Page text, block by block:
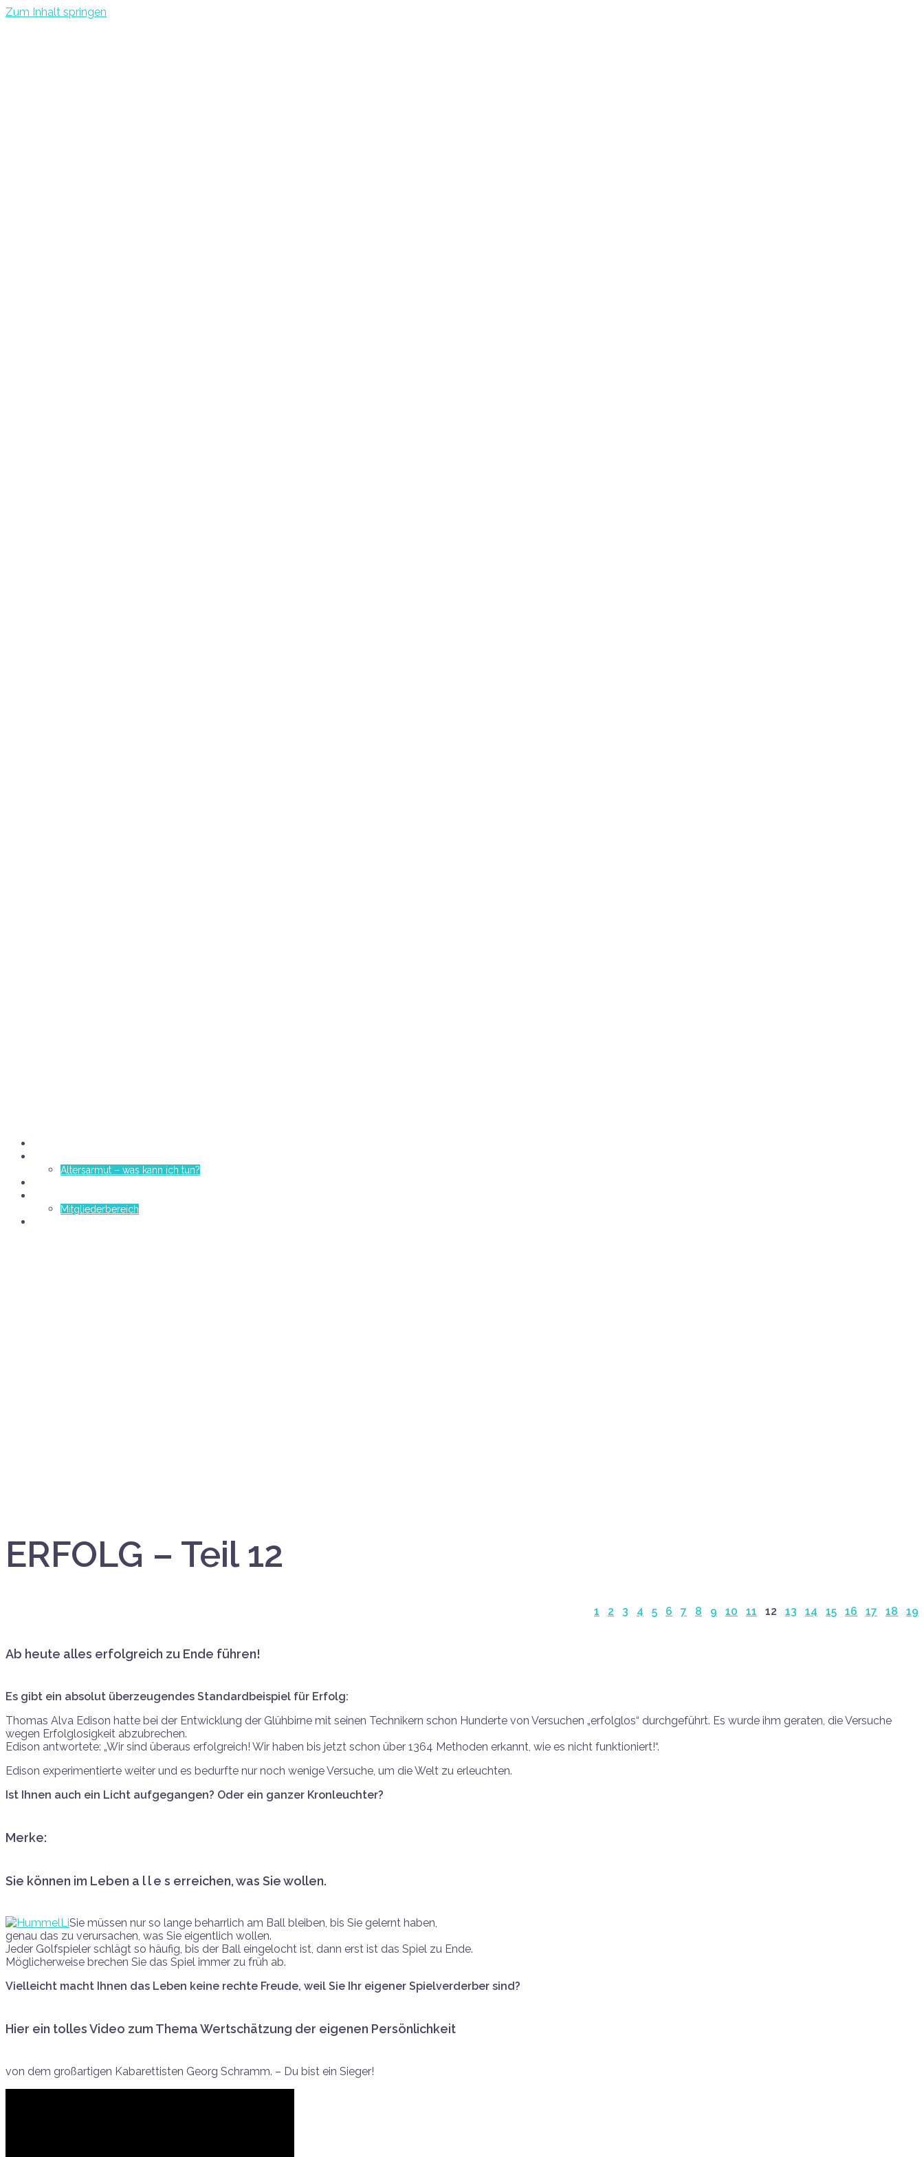
Zum Inhalt springen
Altersarmut – was kann ich tun?
Mitgliederbereich
ERFOLG – Teil 12
1 2 3 4 5 6 7 8 9 10 11 12 13 14 15 16 17 18 19
Ab heute alles erfolgreich zu Ende führen!
Es gibt ein absolut überzeugendes Standardbeispiel für Erfolg:
Thomas Alva Edison hatte bei der Entwicklung der Glühbirne mit seinen Technikern schon Hunderte von Versuchen „erfolglos“ durchgeführt. Es wurde ihm geraten, die Versuche
wegen Erfolglosigkeit abzubrechen.
Edison antwortete: „Wir sind überaus erfolgreich! Wir haben bis jetzt schon über 1364 Methoden erkannt, wie es nicht funktioniert!“.
Edison experimentierte weiter und es bedurfte nur noch wenige Versuche, um die Welt zu erleuchten.
Ist Ihnen auch ein Licht aufgegangen? Oder ein ganzer Kronleuchter?
Merke:
Sie können im Leben a l l e s erreichen, was Sie wollen.
Sie müssen nur so lange beharrlich am Ball bleiben, bis Sie gelernt haben,
genau das zu verursachen, was Sie eigentlich wollen.
Jeder Golfspieler schlägt so häufig, bis der Ball eingelocht ist, dann erst ist das Spiel zu Ende.
Möglicherweise brechen Sie das Spiel immer zu früh ab.
Vielleicht macht Ihnen das Leben keine rechte Freude, weil Sie Ihr eigener Spielverderber sind?
Hier ein tolles Video zum Thema Wertschätzung der eigenen Persönlichkeit
von dem großartigen Kabarettisten Georg Schramm. – Du bist ein Sieger!